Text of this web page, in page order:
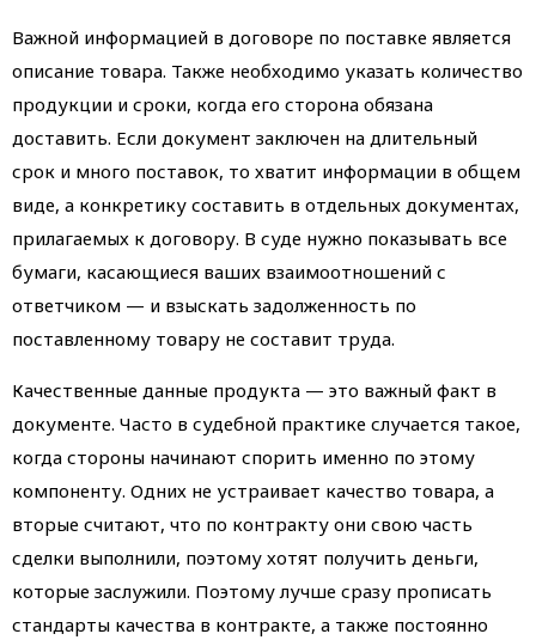
Важной информацией в договоре по поставке является
описание товара. Также необходимо указать количество
продукции и сроки, когда его сторона обязана
доставить. Если документ заключен на длительный
срок и много поставок, то хватит информации в общем
виде, а конкретику составить в отдельных документах,
прилагаемых к договору. В суде нужно показывать все
бумаги, касающиеся ваших взаимоотношений с
ответчиком — и взыскать задолженность по
поставленному товару не составит труда.
Качественные данные продукта — это важный факт в
документе. Часто в судебной практике случается такое,
когда стороны начинают спорить именно по этому
компоненту. Одних не устраивает качество товара, а
вторые считают, что по контракту они свою часть
сделки выполнили, поэтому хотят получить деньги,
которые заслужили. Поэтому лучше сразу прописать
стандарты качества в контракте, а также постоянно